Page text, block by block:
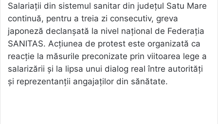
Salariații din sistemul sanitar din județul Satu Mare
continuă, pentru a treia zi consecutiv, greva
japoneză declanșată la nivel național de Federația
SANITAS. Acțiunea de protest este organizată ca
reacție la măsurile preconizate prin viitoarea lege a
salarizării și la lipsa unui dialog real între autorități
și reprezentanții angajaților din sănătate.